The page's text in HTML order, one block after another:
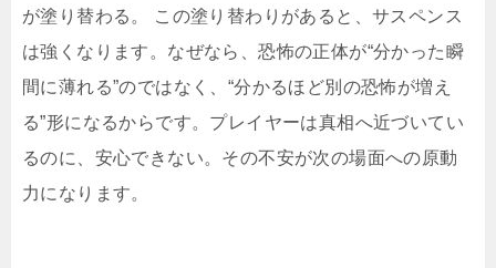
が塗り替わる。 この塗り替わりがあると、サスペンス
は強くなります。なぜなら、恐怖の正体が“分かった瞬
間に薄れる”のではなく、“分かるほど別の恐怖が増え
る”形になるからです。プレイヤーは真相へ近づいてい
るのに、安心できない。その不安が次の場面への原動
力になります。